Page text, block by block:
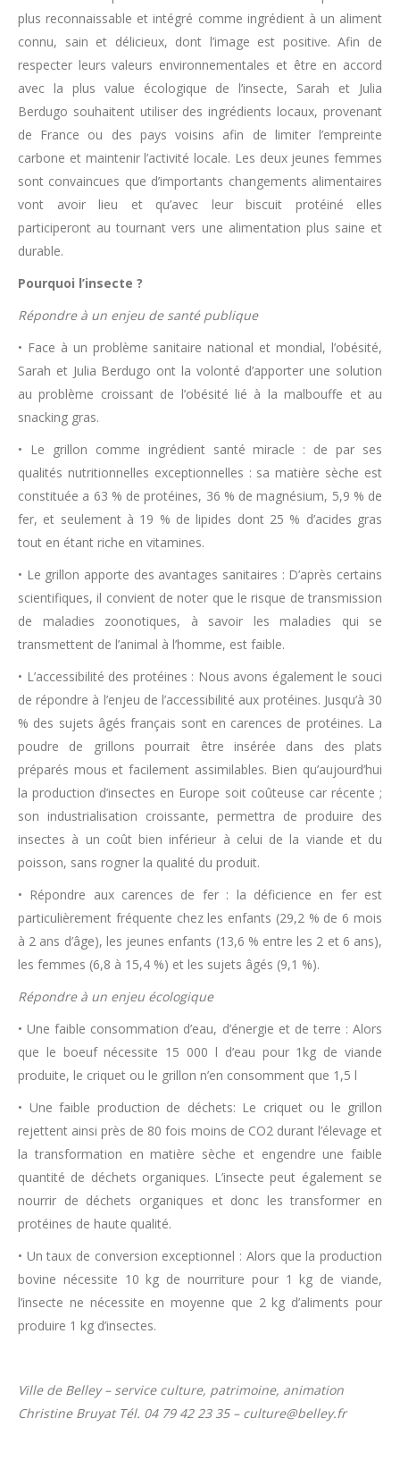
plus reconnaissable et intégré comme ingrédient à un aliment
connu, sain et délicieux, dont l’image est positive. Afin de
respecter leurs valeurs environnementales et être en accord
avec la plus value écologique de l’insecte, Sarah et Julia
Berdugo souhaitent utiliser des ingrédients locaux, provenant
de France ou des pays voisins afin de limiter l’empreinte
carbone et maintenir l’activité locale. Les deux jeunes femmes
sont convaincues que d’importants changements alimentaires
vont avoir lieu et qu’avec leur biscuit protéiné elles
participeront au tournant vers une alimentation plus saine et
durable.
Pourquoi l’insecte ?
Répondre à un enjeu de santé publique
• Face à un problème sanitaire national et mondial, l’obésité,
Sarah et Julia Berdugo ont la volonté d’apporter une solution
au problème croissant de l’obésité lié à la malbouffe et au
snacking gras.
• Le grillon comme ingrédient santé miracle : de par ses
qualités nutritionnelles exceptionnelles : sa matière sèche est
constituée a 63 % de protéines, 36 % de magnésium, 5,9 % de
fer, et seulement à 19 % de lipides dont 25 % d’acides gras
tout en étant riche en vitamines.
• Le grillon apporte des avantages sanitaires : D’après certains
scientifiques, il convient de noter que le risque de transmission
de maladies zoonotiques, à savoir les maladies qui se
transmettent de l’animal à l’homme, est faible.
• L’accessibilité des protéines : Nous avons également le souci
de répondre à l’enjeu de l’accessibilité aux protéines. Jusqu’à 30
% des sujets âgés français sont en carences de protéines. La
poudre de grillons pourrait être insérée dans des plats
préparés mous et facilement assimilables. Bien qu’aujourd’hui
la production d’insectes en Europe soit coûteuse car récente ;
son industrialisation croissante, permettra de produire des
insectes à un coût bien inférieur à celui de la viande et du
poisson, sans rogner la qualité du produit.
• Répondre aux carences de fer : la déficience en fer est
particulièrement fréquente chez les enfants (29,2 % de 6 mois
à 2 ans d’âge), les jeunes enfants (13,6 % entre les 2 et 6 ans),
les femmes (6,8 à 15,4 %) et les sujets âgés (9,1 %).
Répondre à un enjeu écologique
• Une faible consommation d’eau, d’énergie et de terre : Alors
que le boeuf nécessite 15 000 l d’eau pour 1kg de viande
produite, le criquet ou le grillon n’en consomment que 1,5 l
• Une faible production de déchets: Le criquet ou le grillon
rejettent ainsi près de 80 fois moins de CO2 durant l’élevage et
la transformation en matière sèche et engendre une faible
quantité de déchets organiques. L’insecte peut également se
nourrir de déchets organiques et donc les transformer en
protéines de haute qualité.
• Un taux de conversion exceptionnel : Alors que la production
bovine nécessite 10 kg de nourriture pour 1 kg de viande,
l’insecte ne nécessite en moyenne que 2 kg d’aliments pour
produire 1 kg d’insectes.
Ville de Belley – service culture, patrimoine, animation
Christine Bruyat Tél. 04 79 42 23 35 – culture@belley.fr